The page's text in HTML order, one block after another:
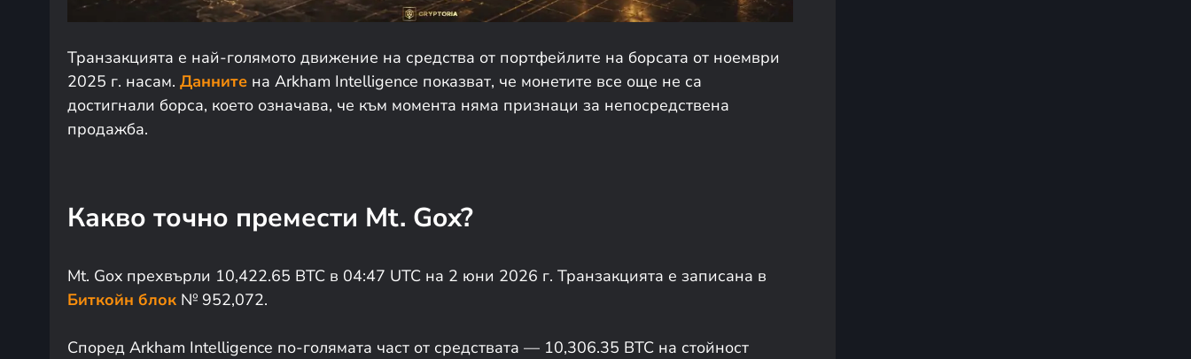
Транзакцията е най-голямото движение на средства от портфейлите на борсата от ноември
2025 г. насам. Данните на Arkham Intelligence показват, че монетите все още не са
достигнали борса, което означава, че към момента няма признаци за непосредствена
продажба.
Какво точно премести Mt. Gox?
Mt. Gox прехвърли 10,422.65 BTC в 04:47 UTC на 2 юни 2026 г. Транзакцията е записана в
Биткойн блок № 952,072.
Според Arkham Intelligence по-голямата част от средствата — 10,306.35 BTC на стойност